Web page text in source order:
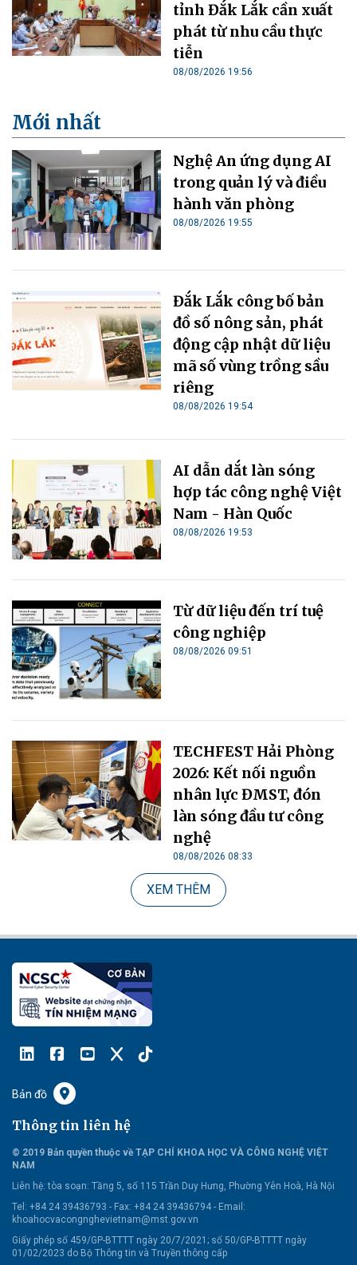
tỉnh Đắk Lắk cần xuất
phát từ nhu cầu thực
tiễn
08/08/2026 19:56
Mới nhất
Nghệ An ứng dụng AI
trong quản lý và điều
hành văn phòng
08/08/2026 19:55
Đắk Lắk công bố bản
đồ số nông sản, phát
động cập nhật dữ liệu
mã số vùng trồng sầu
riêng
08/08/2026 19:54
AI dẫn dắt làn sóng
hợp tác công nghệ Việt
Nam - Hàn Quốc
08/08/2026 19:53
Từ dữ liệu đến trí tuệ
công nghiệp
08/08/2026 09:51
TECHFEST Hải Phòng
2026: Kết nối nguồn
nhân lực ĐMST, đón
làn sóng đầu tư công
nghệ
08/08/2026 08:33
XEM THÊM
Bản đồ
Thông tin liên hệ
© 2019 Bản quyền thuộc về TẠP CHÍ KHOA HỌC VÀ CÔNG NGHỆ VIỆT
NAM
Liên hệ: tòa soạn: Tầng 5, số 115 Trần Duy Hưng, Phường Yên Hoà, Hà Nội
Tel: +84 24 39436793 - Fax: +84 24 39436794 - Email:
khoahocvacongnghevietnam@mst.gov.vn
Giấy phép số 459/GP-BTTTT ngày 20/7/2021; số 50/GP-BTTTT ngày
01/02/2023 do Bộ Thông tin và Truyền thông cấp